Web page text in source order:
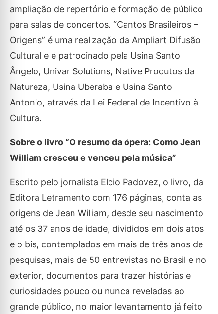
ampliação de repertório e formação de público
para salas de concertos. “Cantos Brasileiros –
Origens” é uma realização da Ampliart Difusão
Cultural e é patrocinado pela Usina Santo
Ângelo, Univar Solutions, Native Produtos da
Natureza, Usina Uberaba e Usina Santo
Antonio, através da Lei Federal de Incentivo à
Cultura.
Sobre o livro “O resumo da ópera: Como Jean
William cresceu e venceu pela música”
Escrito pelo jornalista Elcio Padovez, o livro, da
Editora Letramento com 176 páginas, conta as
origens de Jean William, desde seu nascimento
até os 37 anos de idade, divididos em dois atos
e o bis, contemplados em mais de três anos de
pesquisas, mais de 50 entrevistas no Brasil e no
exterior, documentos para trazer histórias e
curiosidades pouco ou nunca reveladas ao
grande público, no maior levantamento já feito